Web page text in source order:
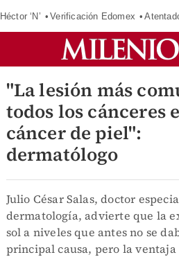
Héctor ‘N’ Verificación Edomex
"La lesión más
todos los cánceres
cáncer de piel":
dermatólogo
Julio César Salas, doctor
dermatología, advierte que la
sol a niveles que antes no se
principal causa, pero la ventaja